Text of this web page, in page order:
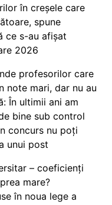
în creșele care
spune
ce s-au afișat
2026
profesorilor care
note mari, dar nu au
În ultimii ani am
bine sub control
concurs nu poți
unui post
– coeficienți
mare?
în noua lege a